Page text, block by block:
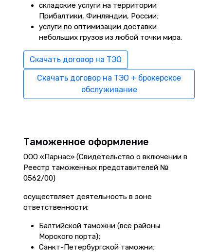
складские услуги на территории
Прибалтики, Финляндии, России;
услуги по оптимизации доставки
небольших грузов из любой точки мира.
Скачать договор на ТЭО
Скачать договор на ТЭО + брокерское
обслуживание
Таможенное оформление
ООО «Парнас» (Свидетельство о включении в
Реестр таможенных представителей №
0562/00)
осуществляет деятельность в зоне
ответственности:
Балтийской таможни (все районы
Морского порта);
Санкт-Петербургской таможни;